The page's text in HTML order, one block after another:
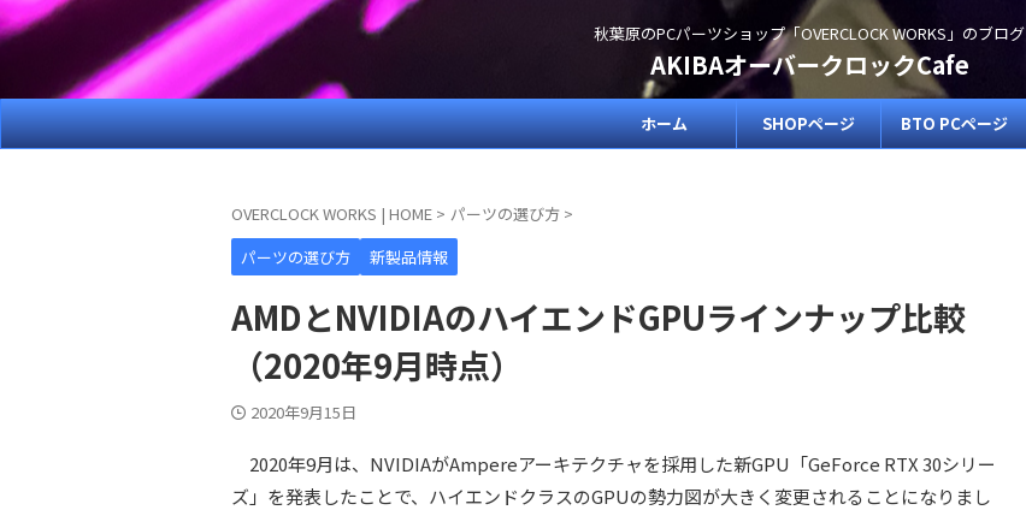
秋葉原のPCパーツショップ「OVERCLOCK WORKS」のブログ
AKIBAオーバークロックCafe
ホーム SHOPページ BTO PCページ
OVERCLOCK WORKS | HOME > パーツの選び方 >
パーツの選び方
新製品情報
AMDとNVIDIAのハイエンドGPUラインナップ比較
（2020年9月時点）
2020年9月15日
2020年9月は、NVIDIAがAmpereアーキテクチャを採用した新GPU「GeForce RTX 30シリー
ズ」を発表したことで、ハイエンドクラスのGPUの勢力図が大きく変更されることになりまし